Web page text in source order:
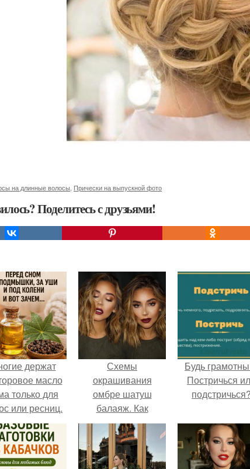
на длинные волосы Прически на выпускной фото
Поделитесь с друзьями!
держат
масло
только для
или ресниц.
Схемы
окрашивания
омбре шатуш
балаяж. Как
выбрать
окрашивание для
себя
Будь
Постричься